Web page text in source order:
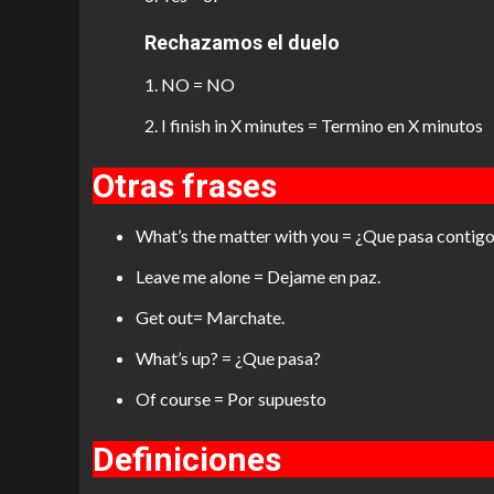
Rechazamos el duelo
NO = NO
I finish in X minutes = Termino en X minutos
Otras frases
What’s the matter with you = ¿Que pasa
Leave me alone = Dejame en paz.
Get out= Marchate.
What’s up? = ¿Que pasa?
Of course = Por supuesto
Definiciones